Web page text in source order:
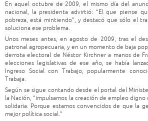
En aquel octubre de 2009, el mismo día del
nacional, la presidenta advirtió: “El que piense
pobreza, está mintiendo”, y destacó que sólo el
soluciona ese problema.
Unos meses antes, en agosto de 2009, tras el
patronal agropecuaria, y en un momento de baja
derrota electoral de Néstor Kirchner a manos de
elecciones legislativas de ese año, se había
Ingreso Social con Trabajo, popularmente
Trabaja.
Según se sigue contando desde el portal del
la Nación, “impulsamos la creación de empleo
solidaria. Porque estamos convencidos de que la
mejor política social.”